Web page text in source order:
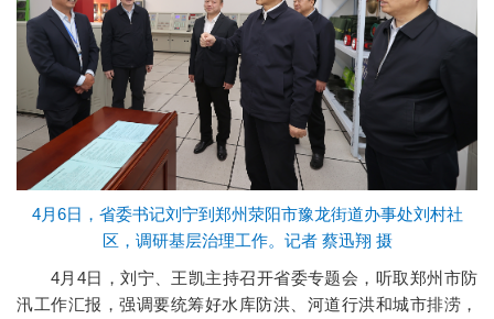
4月6日，省委书记刘宁到郑州荥阳市豫龙街道办事处刘村社
区，调研基层治理工作。记者 蔡迅翔 摄
4月4日，刘宁、王凯主持召开省委专题会，听取郑州市防
汛工作汇报，强调要统筹好水库防洪、河道行洪和城市排涝，